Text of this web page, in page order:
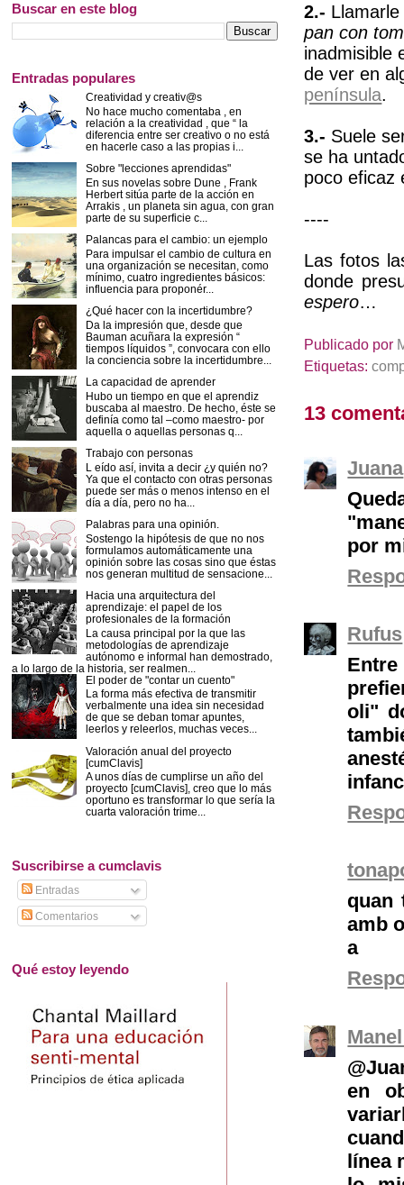
2.-
pan con
inadmisible
de ver en
península.
3.- Suele
se ha
poco eficaz
----
Las fotos
donde
espero…
Publicado por
Etiquetas:
13
Juana
por
Rufus
oli"
quan
amb
a
en
línea
Buscar en este blog
Entradas populares
Creatividad y creativ@s
No hace mucho comentaba , en
relación a la creatividad , que “ la
diferencia entre ser creativo o no está
en hacerle caso a las propias i...
Sobre "lecciones aprendidas"
En sus novelas sobre Dune , Frank
Herbert sitúa parte de la acción en
Arrakis , un planeta sin agua, con gran
parte de su superficie c...
Palancas para el cambio: un ejemplo
Para impulsar el cambio de cultura en
una organización se necesitan, como
mínimo, cuatro ingredientes básicos:
influencia para proponér...
¿Qué hacer con la incertidumbre?
Da la impresión que, desde que
Bauman acuñara la expresión “
tiempos líquidos ”, convocara con ello
la conciencia sobre la incertidumbre...
La capacidad de aprender
Hubo un tiempo en que el aprendiz
buscaba al maestro. De hecho, éste se
definía como tal –como maestro- por
aquella o aquellas personas q...
Trabajo con personas
L eído así, invita a decir ¿y quién no?
Ya que el contacto con otras personas
puede ser más o menos intenso en el
día a día, pero no ha...
Palabras para una opinión.
Sostengo la hipótesis de que no nos
formulamos automáticamente una
opinión sobre las cosas sino que éstas
nos generan multitud de sensacione...
Hacia una arquitectura del
aprendizaje: el papel de los
profesionales de la formación
La causa principal por la que las
metodologías de aprendizaje
autónomo e informal han demostrado,
a lo largo de la historia, ser realmen...
El poder de "contar un cuento"
La forma más efectiva de transmitir
verbalmente una idea sin necesidad
de que se deban tomar apuntes,
leerlos y releerlos, muchas veces...
Valoración anual del proyecto
[cumClavis]
A unos días de cumplirse un año del
proyecto [cumClavis], creo que lo más
oportuno es transformar lo que sería la
cuarta valoración trime...
Suscribirse a cumclavis
Entradas
Comentarios
Qué estoy leyendo